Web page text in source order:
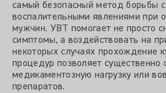
самый безопасный метод борьбы
воспалительными явлениями при
мужчин. УВТ помогает не просто
симптомы, а воздействовать на
некоторых случаях прохождение
процедур позволяет существенно
медикаментозную нагрузку или
препаратов.